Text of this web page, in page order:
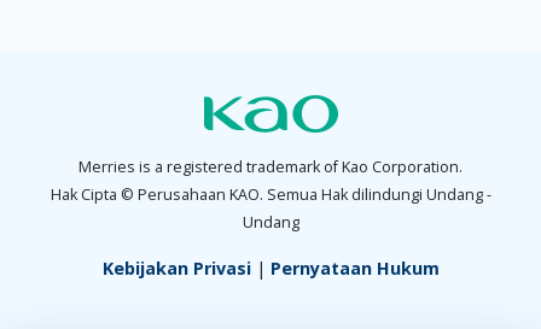
Merries is a registered trademark of Kao Corporation.
Hak Cipta © Perusahaan KAO. Semua Hak dilindungi Undang -
Undang
Kebijakan Privasi| Pernyataan Hukum